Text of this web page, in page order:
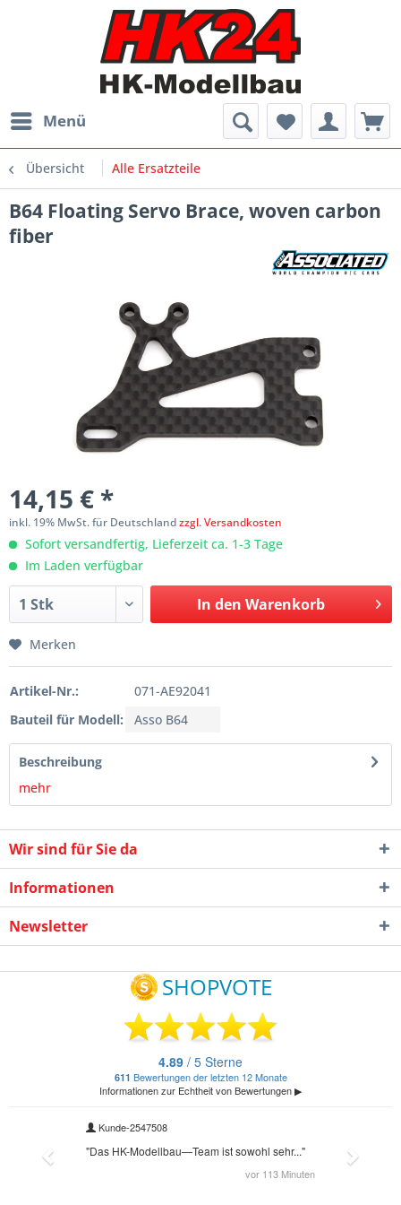
Menü
Übersicht Alle Ersatzteile
B64 Floating Servo Brace, woven carbon
fiber
14,15 € *
inkl. 19% MwSt. für Deutschlandzzgl. Versandkosten
Sofort versandfertig, Lieferzeit ca. 1-3 Tage
Im Laden verfügbar
In den Warenkorb
Merken
Artikel-Nr.:
071-AE92041
Bauteil für Modell:
Asso B64
Beschreibung
mehr
Wir sind für Sie da
Informationen
Newsletter